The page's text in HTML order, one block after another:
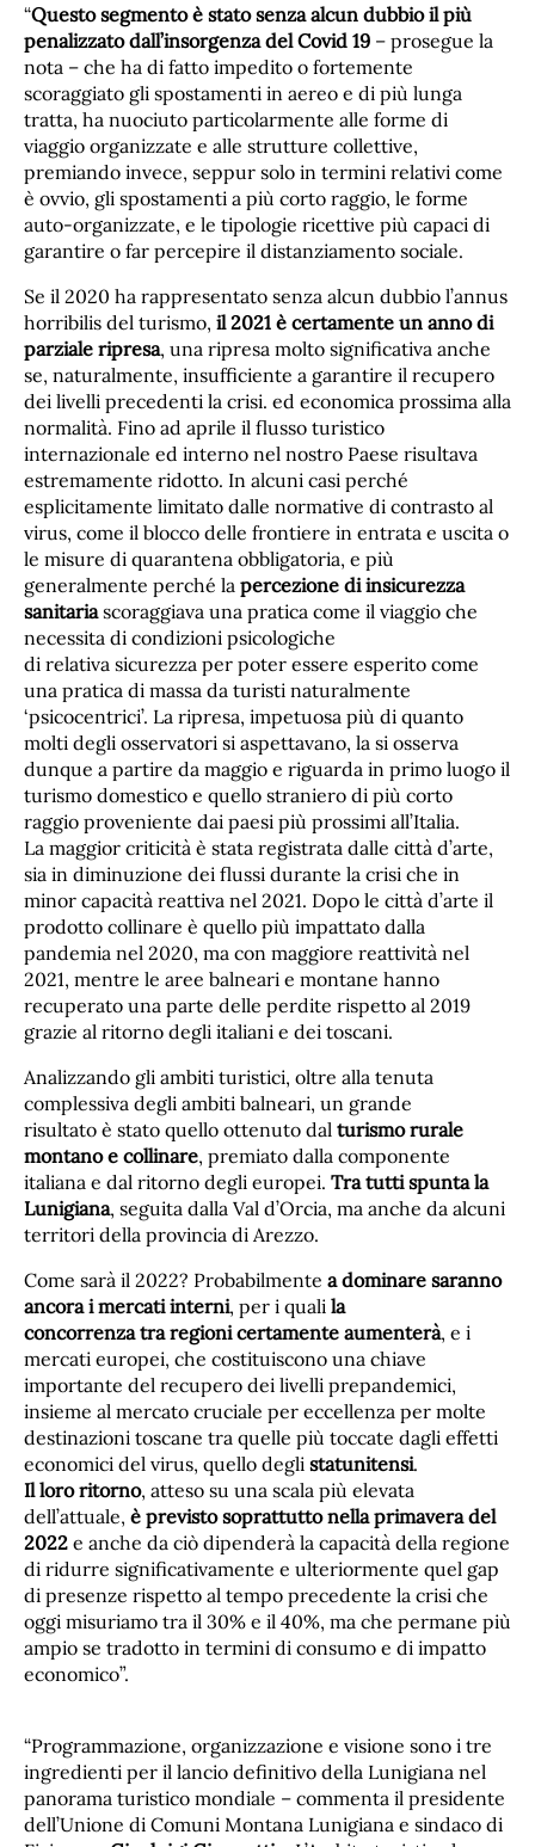
“Questo segmento è stato senza alcun dubbio il più
penalizzato dall’insorgenza del Covid 19 – prosegue la
nota – che ha di fatto impedito o fortemente
scoraggiato gli spostamenti in aereo e di più lunga
tratta, ha nuociuto particolarmente alle forme di
viaggio organizzate e alle strutture collettive,
premiando invece, seppur solo in termini relativi come
è ovvio, gli spostamenti a più corto raggio, le forme
auto-organizzate, e le tipologie ricettive più capaci di
garantire o far percepire il distanziamento sociale.
Se il 2020 ha rappresentato senza alcun dubbio l’annus
horribilis del turismo, il 2021 è certamente un anno di
parziale ripresa, una ripresa molto significativa anche
se, naturalmente, insufficiente a garantire il recupero
dei livelli precedenti la crisi. ed economica prossima alla
normalità. Fino ad aprile il flusso turistico
internazionale ed interno nel nostro Paese risultava
estremamente ridotto. In alcuni casi perché
esplicitamente limitato dalle normative di contrasto al
virus, come il blocco delle frontiere in entrata e uscita o
le misure di quarantena obbligatoria, e più
generalmente perché la percezione di insicurezza
sanitariascoraggiava una pratica come il viaggio che
necessita di condizioni psicologiche
di relativa sicurezza per poter essere esperito come
una pratica di massa da turisti naturalmente
‘psicocentrici’. La ripresa, impetuosa più di quanto
molti degli osservatori si aspettavano, la si osserva
dunque a partire da maggio e riguarda in primo luogo il
turismo domestico e quello straniero di più corto
raggio proveniente dai paesi più prossimi all’Italia.
La maggior criticità è stata registrata dalle città d’arte,
sia in diminuzione dei flussi durante la crisi che in
minor capacità reattiva nel 2021. Dopo le città d’arte il
prodotto collinare è quello più impattato dalla
pandemia nel 2020, ma con maggiore reattività nel
2021, mentre le aree balneari e montane hanno
recuperato una parte delle perdite rispetto al 2019
grazie al ritorno degli italiani e dei toscani.
Analizzando gli ambiti turistici, oltre alla tenuta
complessiva degli ambiti balneari, un grande
risultato è stato quello ottenuto dal turismo rurale
montano e collinare, premiato dalla componente
italiana e dal ritorno degli europei. Tra tutti spunta la
Lunigiana, seguita dalla Val d’Orcia, ma anche da alcuni
territori della provincia di Arezzo.
Come sarà il 2022? Probabilmente a dominare saranno
ancora i mercati interni, per i quali la
concorrenza tra regioni certamente aumenterà, e i
mercati europei, che costituiscono una chiave
importante del recupero dei livelli prepandemici,
insieme al mercato cruciale per eccellenza per molte
destinazioni toscane tra quelle più toccate dagli effetti
economici del virus, quello degli statunitensi.
Il loro ritorno, atteso su una scala più elevata
dell’attuale, è previsto soprattutto nella primavera del
2022 e anche da ciò dipenderà la capacità della regione
di ridurre significativamente e ulteriormente quel gap
di presenze rispetto al tempo precedente la crisi che
oggi misuriamo tra il 30% e il 40%, ma che permane più
ampio se tradotto in termini di consumo e di impatto
economico”.
“Programmazione, organizzazione e visione sono i tre
ingredienti per il lancio definitivo della Lunigiana nel
panorama turistico mondiale – commenta il presidente
dell’Unione di Comuni Montana Lunigiana e sindaco di